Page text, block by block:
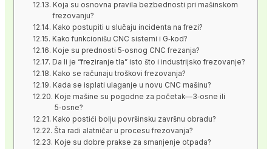
Koja su osnovna pravila bezbednosti pri mašinskom
frezovanju?
Kako postupiti u slučaju incidenta na frezi?
Kako funkcionišu CNC sistemi i G‑kod?
Koje su prednosti 5‑osnog CNC frezanja?
Da li je “freziranje tla” isto što i industrijsko frezovanje?
Kako se računaju troškovi frezovanja?
Kada se isplati ulaganje u novu CNC mašinu?
Koje mašine su pogodne za početak—3‑osne ili
5‑osne?
Kako postići bolju površinsku završnu obradu?
Šta radi alatničar u procesu frezovanja?
Koje su dobre prakse za smanjenje otpada?